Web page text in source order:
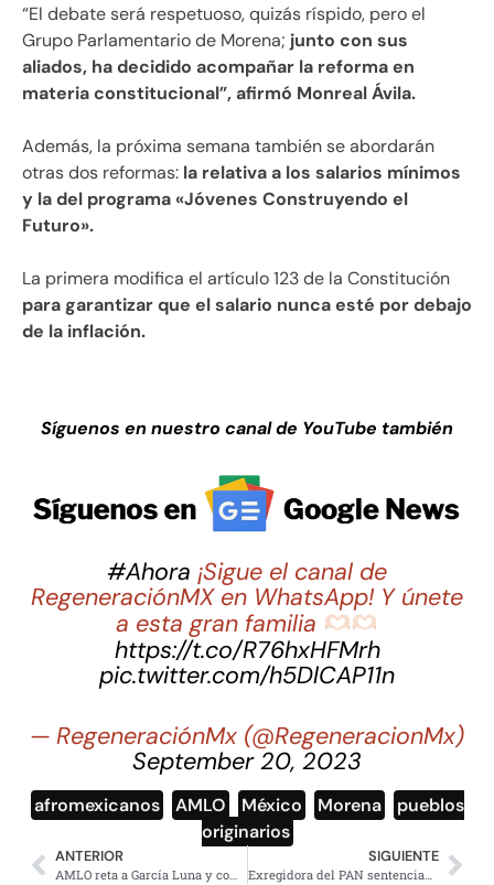
“El debate será respetuoso, quizás ríspido, pero el
Grupo Parlamentario de Morena; junto con sus
aliados, ha decidido acompañar la reforma en
materia constitucional”, afirmó Monreal Ávila.
Además, la próxima semana también se abordarán
otras dos reformas: la relativa a los salarios mínimos
y la del programa «Jóvenes Construyendo el
Futuro».
La primera modifica el artículo 123 de la Constitución
para garantizar que el salario nunca esté por debajo
de la inflación.
Síguenos en nuestro canal de YouTube también
#Ahora ¡Sigue el canal de
RegeneraciónMX en WhatsApp! Y únete
a esta gran familia
https://t.co/R76hxHFMrh
pic.twitter.com/h5DlCAP11n
— RegeneraciónMx (@RegeneracionMx)
September 20, 2023
afromexicanos AMLO México Morena
pueblos
originarios
ANTERIOR
AMLO reta a García Luna y compañía a presentar pruebas en su contra
SIGUIENTE
Exregidora del PAN sentenciada en EE.UU, la agarraron con 42 kilos